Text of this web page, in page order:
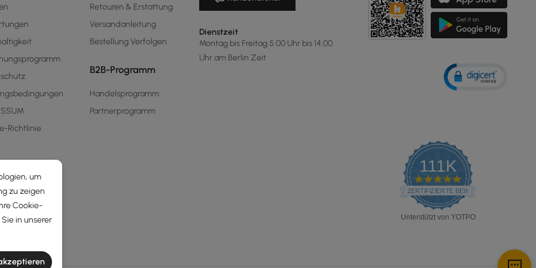
Richtlinie
Retouren & Erstattung
Versandanleitung
Bestellung Verfolgen
B2B-Programm
Handelsprogramm
Partnerprogramm
Dienstzeit
Montag bis Freitag 5:00 Uhr bis 14:00
Uhr am Berlin Zeit
111K
4.8
star
rating
ZERTIFIZIERTE BEWERTUNGEN
Unterstützt von YOTPO
um
zu zeigen
Cookie-
in unserer